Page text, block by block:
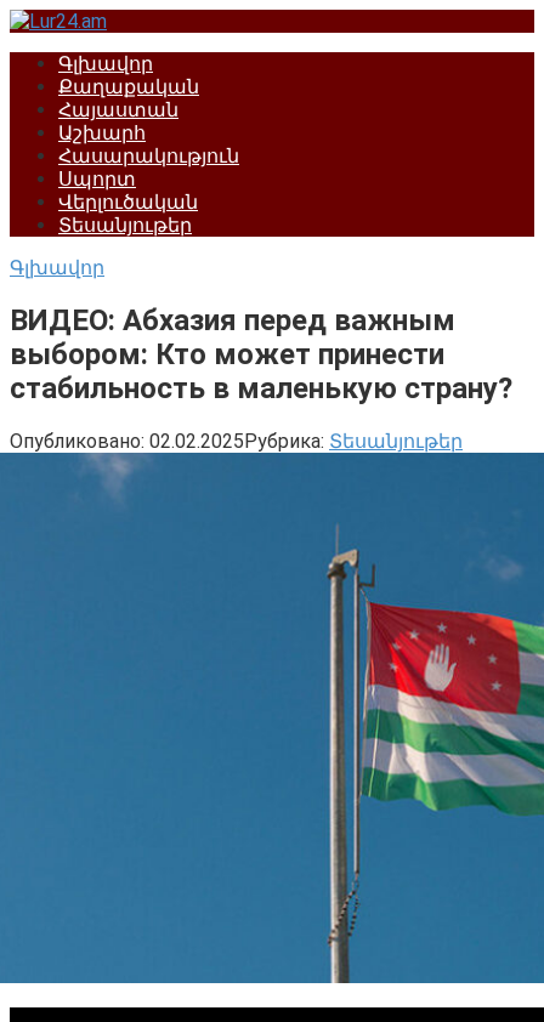
Перейти
контентуԳլխավոր
Քաղաքական
Հայաստան
Աշխարհ
Հասարակություն
Սպորտ
Վերլուծական
Տեսանյութեր
Գլխավոր
ВИДЕО: Абхазия перед важным
выбором: Кто может принести
стабильность в маленькую страну?
Опубликовано: 02.02.2025Рубрика: Տեսանյութեր